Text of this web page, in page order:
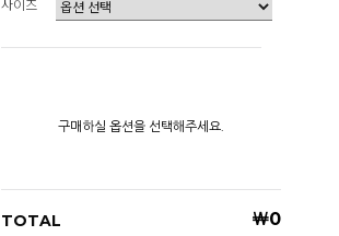
사이즈
구매하실 옵션을 선택해주세요.
TOTAL ￦0